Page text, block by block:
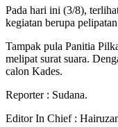
Pada hari ini (3/8),
kegiatan berupa
Tampak pula Panitia
melipat surat suara.
calon Kades.
Reporter : Sudana.
Editor In Chief :